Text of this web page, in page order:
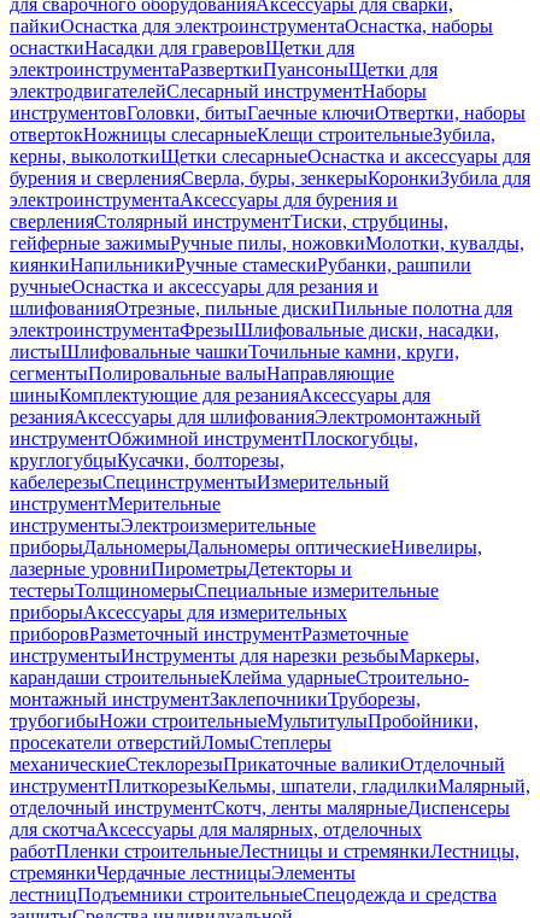
для сварочного оборудованияАксессуары для сварки,
пайкиОснастка для электроинструментаОснастка, наборы
оснасткиНасадки для граверовЩетки для
электроинструментаРазверткиПуансоныЩетки для
электродвигателейСлесарный инструментНаборы
инструментовГоловки, битыГаечные ключиОтвертки, наборы
отвертокНожницы слесарныеКлещи строительныеЗубила,
керны, выколоткиЩетки слесарныеОснастка и аксессуары для
бурения и сверленияСверла, буры, зенкерыКоронкиЗубила для
электроинструментаАксессуары для бурения и
сверленияСтолярный инструментТиски, струбцины,
гейферные зажимыРучные пилы, ножовкиМолотки, кувалды,
киянкиНапильникиРучные стамескиРубанки, рашпили
ручныеОснастка и аксессуары для резания и
шлифованияОтрезные, пильные дискиПильные полотна для
электроинструментаФрезыШлифовальные диски, насадки,
листыШлифовальные чашкиТочильные камни, круги,
сегментыПолировальные валыНаправляющие
шиныКомплектующие для резанияАксессуары для
резанияАксессуары для шлифованияЭлектромонтажный
инструментОбжимной инструментПлоскогубцы,
круглогубцыКусачки, болторезы,
кабелерезыСпецинструментыИзмерительный
инструментМерительные
инструментыЭлектроизмерительные
приборыДальномерыДальномеры оптическиеНивелиры,
лазерные уровниПирометрыДетекторы и
тестерыТолщиномерыСпециальные измерительные
приборыАксессуары для измерительных
приборовРазметочный инструментРазметочные
инструментыИнструменты для нарезки резьбыМаркеры,
карандаши строительныеКлейма ударныеСтроительно-
монтажный инструментЗаклепочникиТруборезы,
трубогибыНожи строительныеМультитулыПробойники,
просекатели отверстийЛомыСтеплеры
механическиеСтеклорезыПрикаточные валикиОтделочный
инструментПлиткорезыКельмы, шпатели, гладилкиМалярный,
отделочный инструментСкотч, ленты малярныеДиспенсеры
для скотчаАксессуары для малярных, отделочных
работПленки строительныеЛестницы и стремянкиЛестницы,
стремянкиЧердачные лестницыЭлементы
лестницПодъемники строительныеСпецодежда и средства